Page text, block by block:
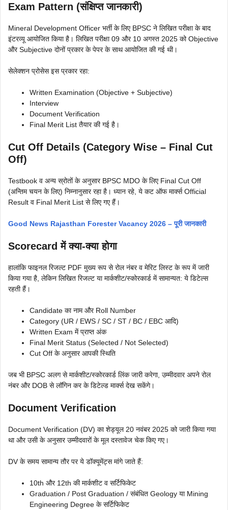
Exam Pattern (संक्षिप्त जानकारी)
Mineral Development Officer भर्ती के लिए BPSC ने लिखित परीक्षा के बाद
इंटरव्यू आयोजित किया है। लिखित परीक्षा 09 और 10 अगस्त 2025 को Objective
और Subjective दोनों प्रकार के पेपर के साथ आयोजित की गई थी।
सेलेक्शन प्रोसेस इस प्रकार रहा:
Written Examination (Objective + Subjective)
Interview
Document Verification
Final Merit List तैयार की गई है।
Cut Off Details (Category Wise – Final Cut
Off)
Testbook व अन्य स्रोतों के अनुसार BPSC MDO के लिए Final Cut Off
(अन्तिम चयन के लिए) निम्नानुसार रहा है। ध्यान रहे, ये कट ऑफ मार्क्स Official
Result व Final Merit List से लिए गए हैं।
Good News Rajasthan Forester Vacancy 2026 – पूरी जानकारी
Scorecard में क्या-क्या होगा
हालांकि फाइनल रिजल्ट PDF मुख्य रूप से रोल नंबर व मेरिट लिस्ट के रूप में जारी
किया गया है, लेकिन लिखित रिजल्ट या मार्कशीट/स्कोरकार्ड में सामान्यत: ये डिटेल्स
रहती हैं।
Candidate का नाम और Roll Number
Category (UR / EWS / SC / ST / BC / EBC आदि)
Written Exam में प्राप्त अंक
Final Merit Status (Selected / Not Selected)
Cut Off के अनुसार आपकी स्थिति
जब भी BPSC अलग से मार्कशीट/स्कोरकार्ड लिंक जारी करेगा, उम्मीदवार अपने रोल
नंबर और DOB से लॉगिन कर के डिटेल्ड मार्क्स देख सकेंगे।
Document Verification
Document Verification (DV) का शेड्यूल 20 नवंबर 2025 को जारी किया गया
था और उसी के अनुसार उम्मीदवारों के मूल दस्तावेज चेक किए गए।
DV के समय सामान्य तौर पर ये डॉक्यूमेंट्स मांगे जाते हैं:
10th और 12th की मार्कशीट व सर्टिफिकेट
Graduation / Post Graduation / संबंधित Geology या Mining
Engineering Degree के सर्टिफिकेट